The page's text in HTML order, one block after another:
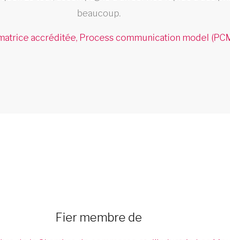
beaucoup.
accréditée, Process communication model
Fier membre de